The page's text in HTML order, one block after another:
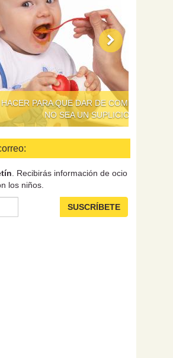
DAR DE COMER A LOS NIÑOS
UN SUPLICIO
. Recibirás información de ocio
los niños.
SUSCRÍBETE